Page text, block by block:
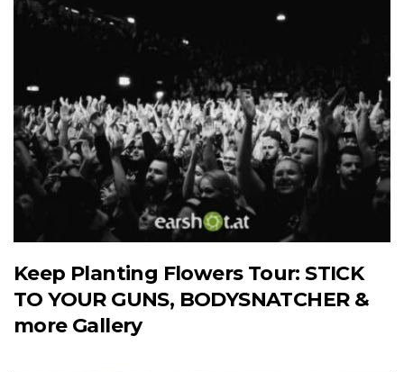
Keep Planting Flowers Tour: STICK
TO YOUR GUNS, BODYSNATCHER &
more Gallery